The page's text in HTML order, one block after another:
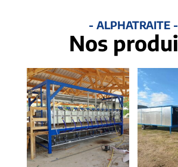
- ALPHATRAITE -
Nos